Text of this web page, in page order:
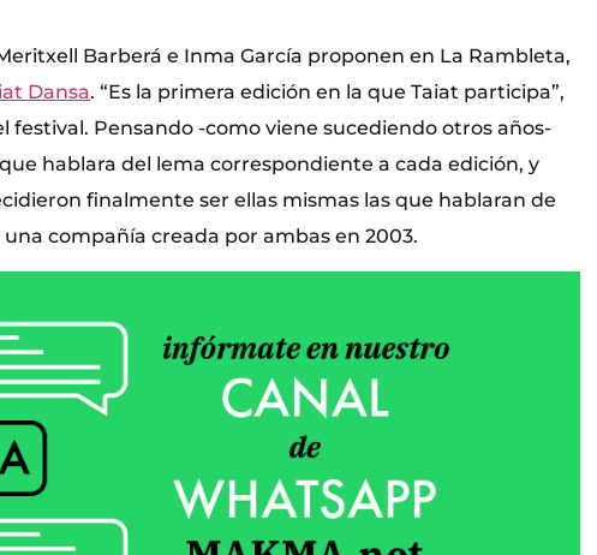
Barberá e Inma García proponen en La Rambleta,
Dansa. “Es la primera edición en la que Taiat participa”,
festival. Pensando -como viene sucediendo otros años-
hablara del lema correspondiente a cada edición, y
finalmente ser ellas mismas las que hablaran de
compañía creada por ambas en 2003.